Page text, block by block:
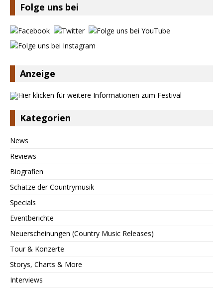
Folge uns bei
Anzeige
Kategorien
News
Reviews
Biografien
Schätze der Countrymusik
Specials
Eventberichte
Neuerscheinungen (Country Music Releases)
Tour & Konzerte
Storys, Charts & More
Interviews